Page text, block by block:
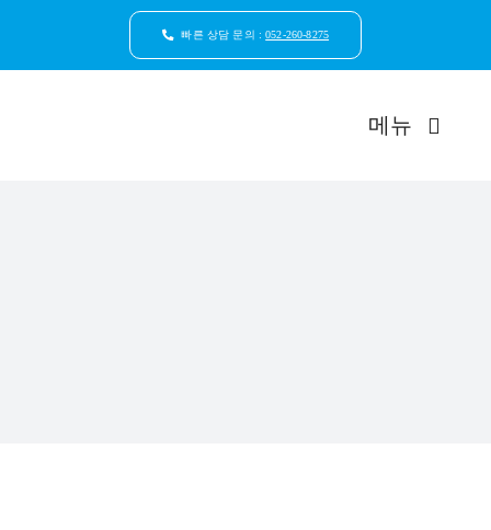
빠른 상담 문의 :052-260-8275
메뉴